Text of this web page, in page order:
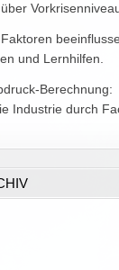
und Lernhilfen.
Berechnung:
Industrie durch